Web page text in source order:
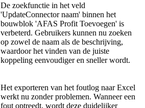
De zoekfunctie in het veld
'UpdateConnector naam' binnen het
bouwblok 'AFAS Profit Toevoegen' is
verbeterd. Gebruikers kunnen nu zoeken
op zowel de naam als de beschrijving,
waardoor het vinden van de juiste
koppeling eenvoudiger en sneller wordt.
Het exporteren van het foutlog naar Excel
werkt nu zonder problemen. Wanneer een
fout optreedt, wordt deze duidelijker